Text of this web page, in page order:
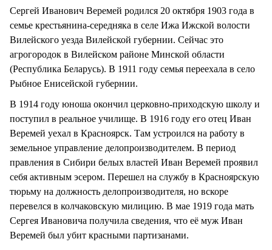
Сергей Иванович Веремей родился 20 октября 1903 года в
семье крестьянина-середняка в селе Ижа Ижской волости
Вилейского уезда Вилейской губернии. Сейчас это
агрогородок в Вилейском районе Минской области
(Республика Беларусь). В 1911 году семья переехала в село
Рыбное Енисейской губернии.
В 1914 году юноша окончил церковно-приходскую школу и
поступил в реальное училище. В 1916 году его отец Иван
Веремей уехал в Красноярск. Там устроился на работу в
земельное управление делопроизводителем. В период
правления в Сибири белых властей Иван Веремей проявил
себя активным эсером. Перешел на службу в Красноярскую
тюрьму на должность делопроизводителя, но вскоре
перевелся в колчаковскую милицию. В мае 1919 года мать
Сергея Ивановича получила сведения, что её муж Иван
Веремей был убит красными партизанами.